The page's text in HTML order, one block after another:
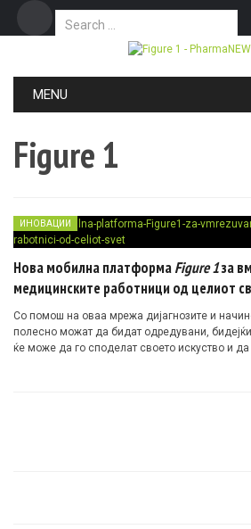
Search for:
MENU
Figure 1
ИНОВАЦИИ
Нова мобилна платформаFigure 1за
медицинските работници од целиот
Со помош на оваа мрежа дијагнозите и
полесно можат да бидат одредувани,
ќе може да го споделат своето искуство и